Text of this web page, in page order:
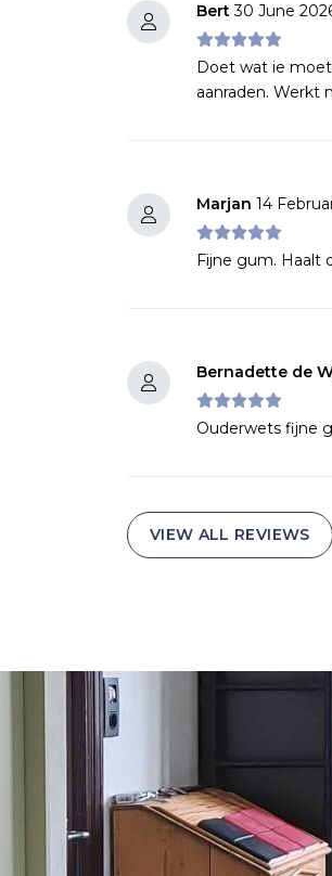
Bert30 June
Doet wat ie moet
aanraden. Werkt
Marjan 14
Fijne gum. Haalt
Bernadette de
Ouderwets fijne
VIEW ALL REVIEWS